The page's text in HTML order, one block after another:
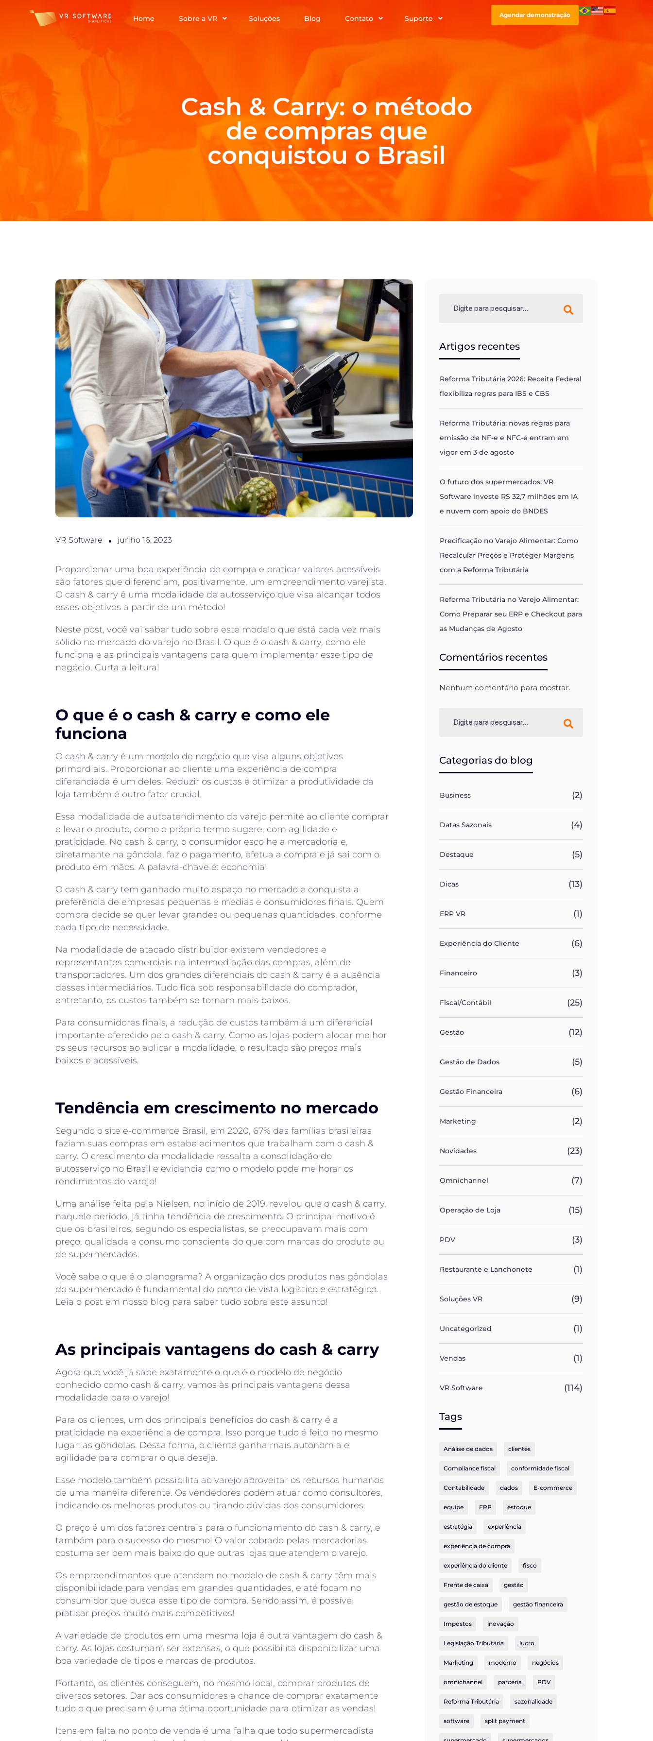
Home Sobre a VR Soluções Blog Contato Suporte Agendar demonstração
Cash & Carry: o método
de compras que
conquistou o Brasil
VR Software junho 16, 2023
Proporcionar uma boa experiência de compra e praticar valores acessíveis
são fatores que diferenciam, positivamente, um empreendimento varejista.
O cash & carry é uma modalidade de autosserviço que visa alcançar todos
esses objetivos a partir de um método!
Neste post, você vai saber tudo sobre este modelo que está cada vez mais
sólido no mercado do varejo no Brasil. O que é o cash & carry, como ele
funciona e as principais vantagens para quem implementar esse tipo de
negócio. Curta a leitura!
O que é o cash & carry e como ele
funciona
O cash & carry é um modelo de negócio que visa alguns objetivos
primordiais. Proporcionar ao cliente uma experiência de compra
diferenciada é um deles. Reduzir os custos e otimizar a produtividade da
loja também é outro fator crucial.
Essa modalidade de autoatendimento do varejo permite ao cliente comprar
e levar o produto, como o próprio termo sugere, com agilidade e
praticidade. No cash & carry, o consumidor escolhe a mercadoria e,
diretamente na gôndola, faz o pagamento, efetua a compra e já sai com o
produto em mãos. A palavra-chave é: economia!
O cash & carry tem ganhado muito espaço no mercado e conquista a
preferência de empresas pequenas e médias e consumidores finais. Quem
compra decide se quer levar grandes ou pequenas quantidades, conforme
cada tipo de necessidade.
Na modalidade de atacado distribuidor existem vendedores e
representantes comerciais na intermediação das compras, além de
transportadores. Um dos grandes diferenciais do cash & carry é a ausência
desses intermediários. Tudo fica sob responsabilidade do comprador,
entretanto, os custos também se tornam mais baixos.
Para consumidores finais, a redução de custos também é um diferencial
importante oferecido pelo cash & carry. Como as lojas podem alocar melhor
os seus recursos ao aplicar a modalidade, o resultado são preços mais
baixos e acessíveis.
Tendência em crescimento no mercado
Segundo o site e-commerce Brasil, em 2020, 67% das famílias brasileiras
faziam suas compras em estabelecimentos que trabalham com o cash &
carry. O crescimento da modalidade ressalta a consolidação do
autosserviço no Brasil e evidencia como o modelo pode melhorar os
rendimentos do varejo!
Uma análise feita pela Nielsen, no início de 2019, revelou que o cash & carry,
naquele período, já tinha tendência de crescimento. O principal motivo é
que os brasileiros, segundo os especialistas, se preocupavam mais com
preço, qualidade e consumo consciente do que com marcas do produto ou
de supermercados.
Você sabe o que é o planograma? A organização dos produtos nas gôndolas
do supermercado é fundamental do ponto de vista logístico e estratégico.
Leia o post em nosso blog para saber tudo sobre este assunto!
As principais vantagens do cash & carry
Agora que você já sabe exatamente o que é o modelo de negócio
conhecido como cash & carry, vamos às principais vantagens dessa
modalidade para o varejo!
Para os clientes, um dos principais benefícios do cash & carry é a
praticidade na experiência de compra. Isso porque tudo é feito no mesmo
lugar: as gôndolas. Dessa forma, o cliente ganha mais autonomia e
agilidade para comprar o que deseja.
Esse modelo também possibilita ao varejo aproveitar os recursos humanos
de uma maneira diferente. Os vendedores podem atuar como consultores,
indicando os melhores produtos ou tirando dúvidas dos consumidores.
O preço é um dos fatores centrais para o funcionamento do cash & carry, e
também para o sucesso do mesmo! O valor cobrado pelas mercadorias
costuma ser bem mais baixo do que outras lojas que atendem o varejo.
Os empreendimentos que atendem no modelo de cash & carry têm mais
disponibilidade para vendas em grandes quantidades, e até focam no
consumidor que busca esse tipo de compra. Sendo assim, é possível
praticar preços muito mais competitivos!
A variedade de produtos em uma mesma loja é outra vantagem do cash &
carry. As lojas costumam ser extensas, o que possibilita disponibilizar uma
boa variedade de tipos e marcas de produtos.
Portanto, os clientes conseguem, no mesmo local, comprar produtos de
diversos setores. Dar aos consumidores a chance de comprar exatamente
tudo o que precisam é uma ótima oportunidade para otimizar as vendas!
Itens em falta no ponto de venda é uma falha que todo supermercadista
Artigos recentes
Reforma Tributária 2026: Receita Federal
flexibiliza regras para IBS e CBS
Reforma Tributária: novas regras para
emissão de NF-e e NFC-e entram em
vigor em 3 de agosto
O futuro dos supermercados: VR
Software investe R$ 32,7 milhões em IA
e nuvem com apoio do BNDES
Precificação no Varejo Alimentar: Como
Recalcular Preços e Proteger Margens
com a Reforma Tributária
Reforma Tributária no Varejo Alimentar:
Como Preparar seu ERP e Checkout para
as Mudanças de Agosto
Comentários recentes
Nenhum comentário para mostrar.
Categorias do blog
Business (2)
Datas Sazonais (4)
Destaque (5)
Dicas (13)
ERP VR (1)
Experiência do Cliente (6)
Financeiro (3)
Fiscal/Contábil (25)
Gestão (12)
Gestão de Dados (5)
Gestão Financeira (6)
Marketing (2)
Novidades (23)
Omnichannel (7)
Operação de Loja (15)
PDV (3)
Restaurante e Lanchonete (1)
Soluções VR (9)
Uncategorized (1)
Vendas (1)
VR Software (114)
Tags
Análise de dados clientes
Compliance fiscal conformidade fiscal
Contabilidade dados E-commerce
equipe ERP estoque
estratégia experiência
experiência de compra
experiência do cliente fisco
Frente de caixa gestão
gestão de estoque gestão financeira
Impostos inovação
Legislação Tributária lucro
Marketing moderno negócios
omnichannel parceria PDV
Reforma Tributária sazonalidade
software split payment